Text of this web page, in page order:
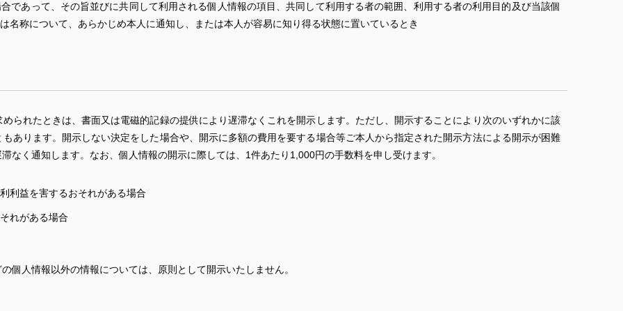
であって、その旨並びに共同して利用される個人情報の項目、共同して利用する者の範囲、利用する者の利用目的及び当該個
名称について、あらかじめ本人に通知し、または本人が容易に知り得る状態に置いているとき
られたときは、書面又は電磁的記録の提供により遅滞なくこれを開示します。ただし、開示することにより次のいずれかに該
あります。開示しない決定をした場合や、開示に多額の費用を要する場合等ご本人から指定された開示方法による開示が困難
なく通知します。なお、個人情報の開示に際しては、1件あたり1,000円の手数料を申し受けます。
利益を害するおそれがある場合
れがある場合
個人情報以外の情報については、原則として開示いたしません。